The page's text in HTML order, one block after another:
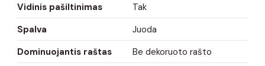
Vidinis pašiltinimas
Tak
Spalva
Juoda
Dominuojantis raštas
Be dekoruoto rašto